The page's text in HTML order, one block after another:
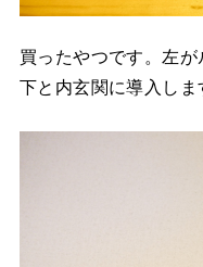
買ったやつです。左
下と内玄関に導入しま